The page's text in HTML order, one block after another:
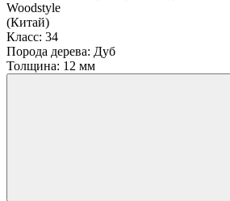
Woodstyle
(Китай)
Класс: 34
Порода дерева: Дуб
Толщина: 12 мм